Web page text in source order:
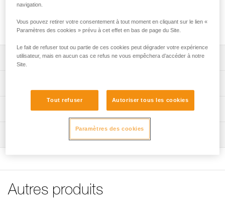
La batterie rechargeable 2350 mAh (3,7 V / 8,69 Wh) pour la
et dispose d'un témoin lumineux de charge.
Descriptif
SWIFT® RL.
Recharge simple via la prise USB-C.
Témoin lumineux de charge.
Certification(s): CE, UKCA
Type: Batterie rechargeable Lithium-Ion 2350 mAh (3,7 V /
Nombre de cycles de charge/décharge: 300
Étanchéité: IP54
Informations techniques
Télécharger le pdf UE-Declaration-E092DB-SWIFT-RL-
FAQ
Autres produits
navigation.
Vous pouvez retirer votre consentement à tout moment en cliquant sur le lien «
Paramètres des cookies » prévu à cet effet en bas de page du Site.
Le fait de refuser tout ou partie de ces cookies peut dégrader votre expérience
utilisateur, mais en aucun cas ce refus ne vous empêchera d’accéder à notre
Site.
Tout refuser Autoriser tous les cookies
Paramètres des cookies